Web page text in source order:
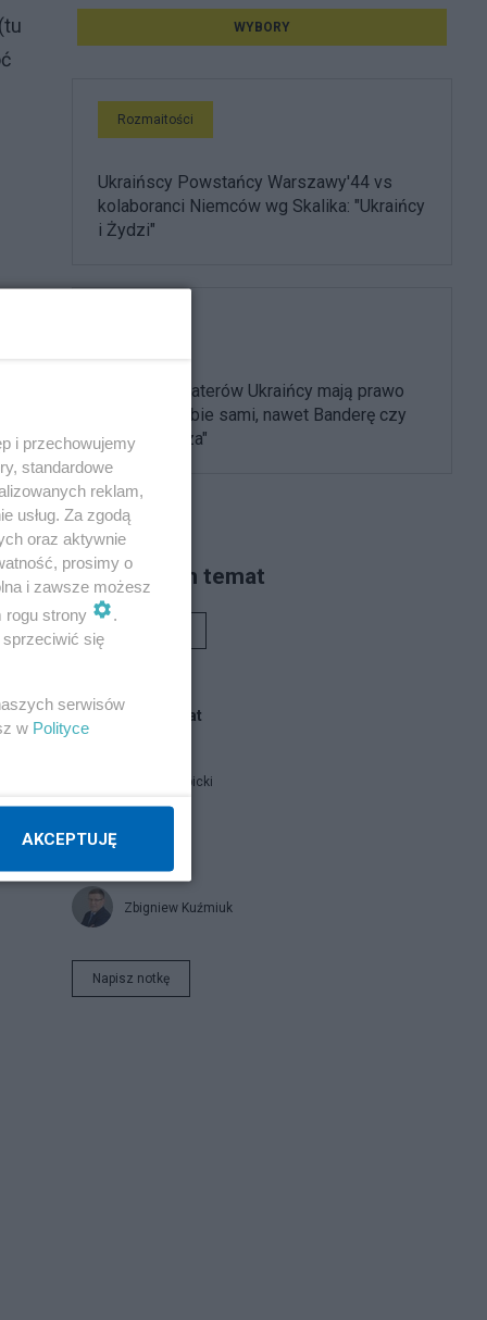
WYBORY
Rozmaitości
Ukraińscy Powstańcy Warszawy'44 vs
kolaboranci Niemców wg Skalika: "Ukraińcy
i Żydzi"
"Swoich bohaterów Ukraińcy mają prawo
wybierać sobie sami, nawet Banderę czy
Szuchewycza"
Piszą na ten temat
Blogi na ten temat
Jan Filip Libicki
Zbigniew Kuźmiuk
Napisz notkę
i przechowujemy
standardowe
reklam,
usług. Za zgodą
oraz aktywnie
prosimy o
i zawsze możesz
rogu strony
.
się
serwisów
w Polityce
AKCEPTUJĘ